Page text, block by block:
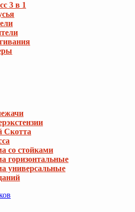
3 в 1
Скотта
со стойками
горизонтальные
универсальные